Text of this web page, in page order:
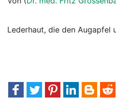
Untersuchungen
News
Lederhaut, die den Augapfel